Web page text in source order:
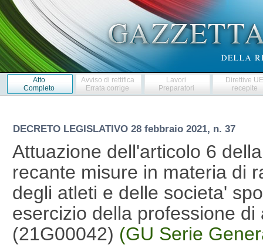
Atto
Completo
Avviso di rettifica
Errata corrige
Lavori
Preparatori
Direttive
recepite
DECRETO LEGISLATIVO 28 febbraio 2021, n. 37
Attuazione dell'articolo 6
recante misure in materia di
degli atleti e delle societa'
esercizio della professione di
(21G00042) (GU Serie